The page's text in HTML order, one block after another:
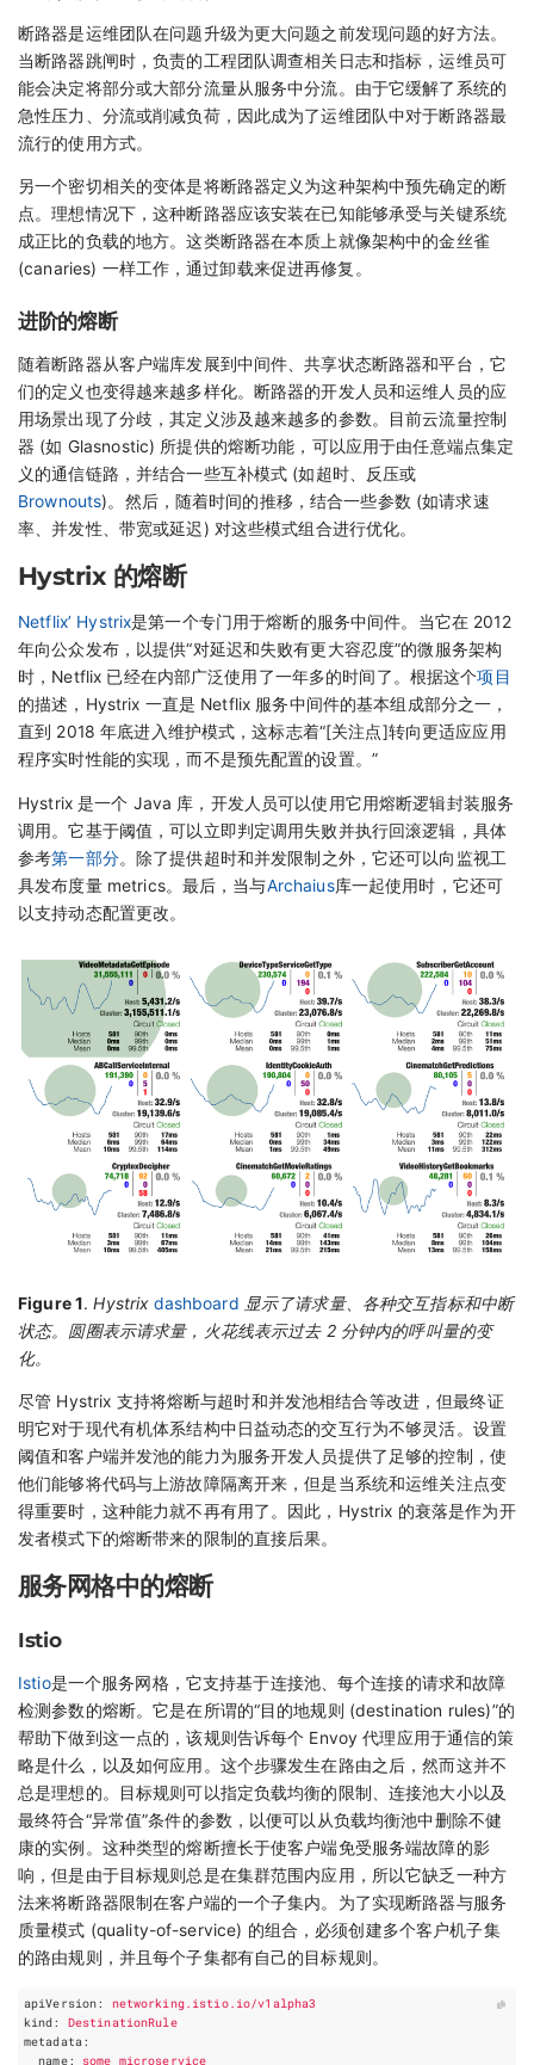
断路器是运维团队在问题升级为更大问题之前发现问题的好方法。
当断路器跳闸时，负责的工程团队调查相关日志和指标，运维员可
能会决定将部分或大部分流量从服务中分流。由于它缓解了系统的
急性压力、分流或削减负荷，因此成为了运维团队中对于断路器最
流行的使用方式。
另一个密切相关的变体是将断路器定义为这种架构中预先确定的断
点。理想情况下，这种断路器应该安装在已知能够承受与关键系统
成正比的负载的地方。这类断路器在本质上就像架构中的金丝雀
(canaries) 一样工作，通过卸载来促进再修复。
进阶的熔断
随着断路器从客户端库发展到中间件、共享状态断路器和平台，它
们的定义也变得越来越多样化。断路器的开发人员和运维人员的应
用场景出现了分歧，其定义涉及越来越多的参数。目前云流量控制
器 (如 Glasnostic) 所提供的熔断功能，可以应用于由任意端点集定
义的通信链路，并结合一些互补模式 (如超时、反压或
Brownouts)。然后，随着时间的推移，结合一些参数 (如请求速
率、并发性、带宽或延迟) 对这些模式组合进行优化。
Hystrix 的熔断
Netflix’ Hystrix是第一个专门用于熔断的服务中间件。当它在 2012
年向公众发布，以提供“对延迟和失败有更大容忍度”的微服务架构
时，Netflix 已经在内部广泛使用了一年多的时间了。根据这个项目
的描述，Hystrix 一直是 Netflix 服务中间件的基本组成部分之一，
直到 2018 年底进入维护模式，这标志着“[关注点]转向更适应应用
程序实时性能的实现，而不是预先配置的设置。”
Hystrix 是一个 Java 库，开发人员可以使用它用熔断逻辑封装服务
调用。它基于阈值，可以立即判定调用失败并执行回滚逻辑，具体
参考第一部分。除了提供超时和并发限制之外，它还可以向监视工
具发布度量 metrics。最后，当与Archaius库一起使用时，它还可
以支持动态配置更改。
Figure 1.Hystrix dashboard 显示了请求量、各种交互指标和中断
状态。圆圈表示请求量，火花线表示过去 2 分钟内的呼叫量的变
化。
尽管 Hystrix 支持将熔断与超时和并发池相结合等改进，但最终证
明它对于现代有机体系结构中日益动态的交互行为不够灵活。设置
阈值和客户端并发池的能力为服务开发人员提供了足够的控制，使
他们能够将代码与上游故障隔离开来，但是当系统和运维关注点变
得重要时，这种能力就不再有用了。因此，Hystrix 的衰落是作为开
发者模式下的熔断带来的限制的直接后果。
服务网格中的熔断
Istio
Istio是一个服务网格，它支持基于连接池、每个连接的请求和故障
检测参数的熔断。它是在所谓的“目的地规则 (destination rules)”的
帮助下做到这一点的，该规则告诉每个 Envoy 代理应用于通信的策
略是什么，以及如何应用。这个步骤发生在路由之后，然而这并不
总是理想的。目标规则可以指定负载均衡的限制、连接池大小以及
最终符合“异常值”条件的参数，以便可以从负载均衡池中删除不健
康的实例。这种类型的熔断擅长于使客户端免受服务端故障的影
响，但是由于目标规则总是在集群范围内应用，所以它缺乏一种方
法来将断路器限制在客户端的一个子集内。为了实现断路器与服务
质量模式 (quality-of-service) 的组合，必须创建多个客户机子集
的路由规则，并且每个子集都有自己的目标规则。
apiVersion:
networking.istio.io/v1alpha3
kind:
DestinationRule
metadata:
name: some_microservice